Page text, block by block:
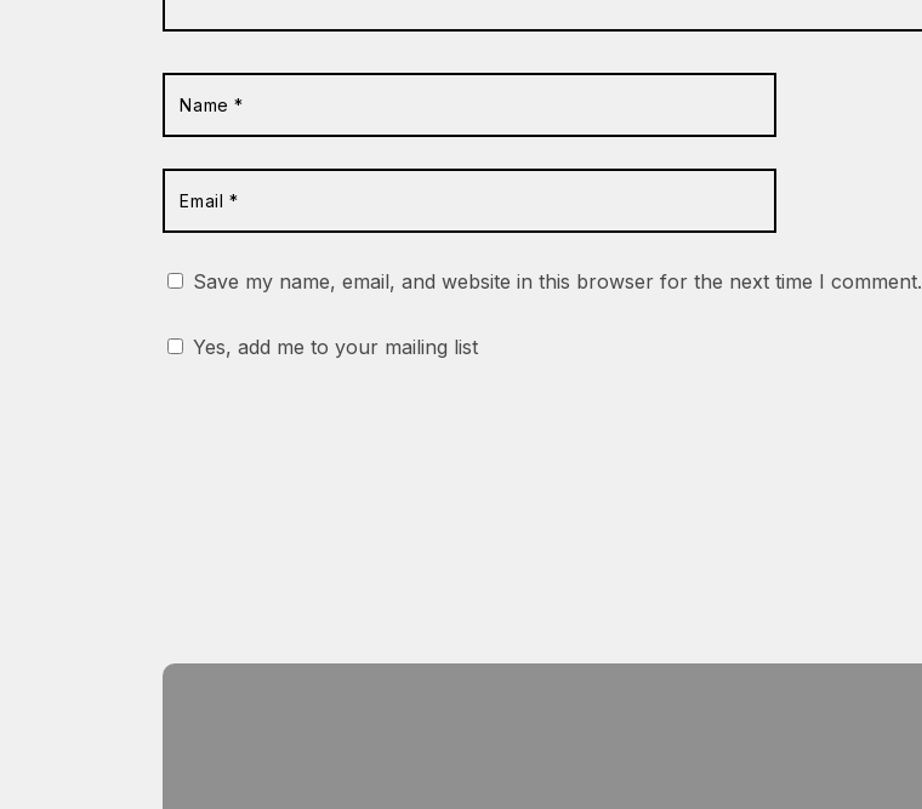
Save my name, email, and website in this browser for the next time I comment.
Yes, add me to your mailing list